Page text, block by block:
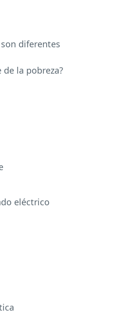
diferentes
la pobreza?
eléctrico